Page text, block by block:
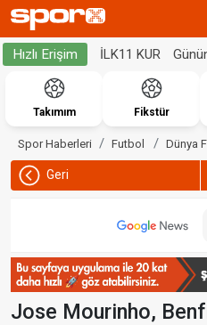
Hızlı Erişim İLK11 KUR
Takımım Fikstür
Spor Haberleri Futbol Dünya
Geri
Jose Mourinho,